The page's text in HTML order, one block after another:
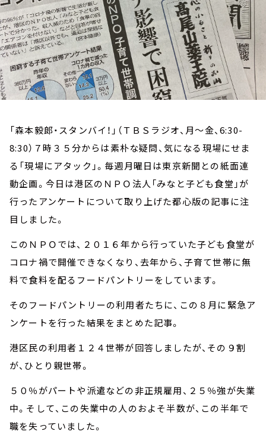
「森本毅郎・スタンバイ！」（ＴＢＳラジオ、月～金、6:30-
8:30）７時３５分からは素朴な疑問、気になる現場にせま
る「現場にアタック」。毎週月曜日は東京新聞との紙面連
動企画。今日は港区のＮＰＯ法人「みなと子ども食堂」が
行ったアンケートについて取り上げた都心版の記事に注
目しました。
このＮＰＯでは、２０１６年から行っていた子ども食堂が
コロナ禍で開催できなくなり、去年から、子育て世帯に無
料で食料を配るフードパントリーをしています。
そのフードパントリーの利用者たちに、この８月に緊急ア
ンケートを行った結果をまとめた記事。
港区民の利用者１２４世帯が回答しましたが、その９割
が、ひとり親世帯。
５０％がパートや派遣などの非正規雇用、２５％強が失業
中。そして、この失業中の人のおよそ半数が、この半年で
職を失っていました。